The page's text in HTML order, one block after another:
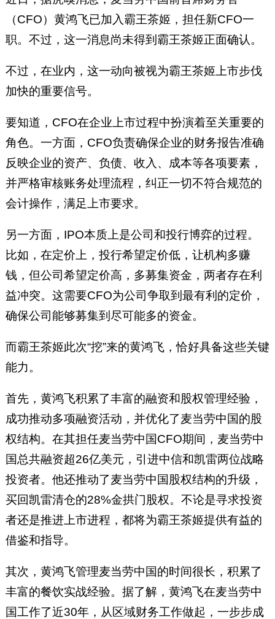
（CFO）黄鸿飞已加入霸王茶姬，担任新CFO一
职。不过，这一消息尚未得到霸王茶姬正面确认。
不过，在业内，这一动向被视为霸王茶姬上市步伐
加快的重要信号。
要知道，CFO在企业上市过程中扮演着至关重要的
角色。一方面，CFO负责确保企业的财务报告准确
反映企业的资产、负债、收入、成本等各项要素，
并严格审核账务处理流程，纠正一切不符合规范的
会计操作，满足上市要求。
另一方面，IPO本质上是公司和投行博弈的过程。
比如，在定价上，投行希望定价低，让机构多赚
钱，但公司希望定价高，多募集资金，两者存在利
益冲突。这需要CFO为公司争取到最有利的定价，
确保公司能够募集到尽可能多的资金。
而霸王茶姬此次“挖”来的黄鸿飞，恰好具备这些关键
能力。
首先，黄鸿飞积累了丰富的融资和股权管理经验，
成功推动多项融资活动，并优化了麦当劳中国的股
权结构。在其担任麦当劳中国CFO期间，麦当劳中
国总共融资超26亿美元，引进中信和凯雷两位战略
投资者。他还推动了麦当劳中国股权结构的升级，
买回凯雷清仓的28%金拱门股权。不论是寻求投资
者还是推进上市进程，都将为霸王茶姬提供有益的
借鉴和指导。
其次，黄鸿飞管理麦当劳中国的时间很长，积累了
丰富的餐饮实战经验。据了解，黄鸿飞在麦当劳中
国工作了近30年，从区域财务工作做起，一步步成